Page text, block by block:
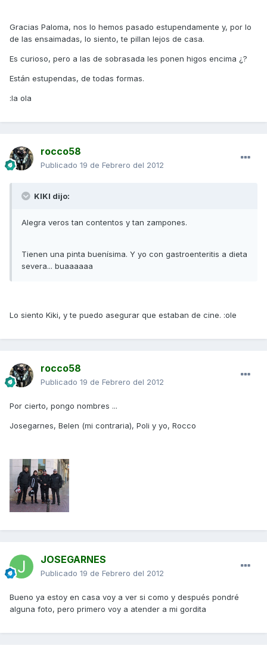
Gracias Paloma, nos lo hemos pasado estupendamente y, por lo
de las ensaimadas, lo siento, te pillan lejos de casa.
Es curioso, pero a las de sobrasada les ponen higos encima ¿?
Están estupendas, de todas formas.
:la ola
rocco58
Publicado 19 de Febrero del 2012
KIKI dijo:
Alegra veros tan contentos y tan zampones.
Tienen una pinta buenísima. Y yo con gastroenteritis a dieta
severa... buaaaaaa
Lo siento Kiki, y te puedo asegurar que estaban de cine. :ole
rocco58
Publicado 19 de Febrero del 2012
Por cierto, pongo nombres ...
Josegarnes, Belen (mi contraria), Poli y yo, Rocco
JOSEGARNES
Publicado 19 de Febrero del 2012
Bueno ya estoy en casa voy a ver si como y después pondré
alguna foto, pero primero voy a atender a mi gordita